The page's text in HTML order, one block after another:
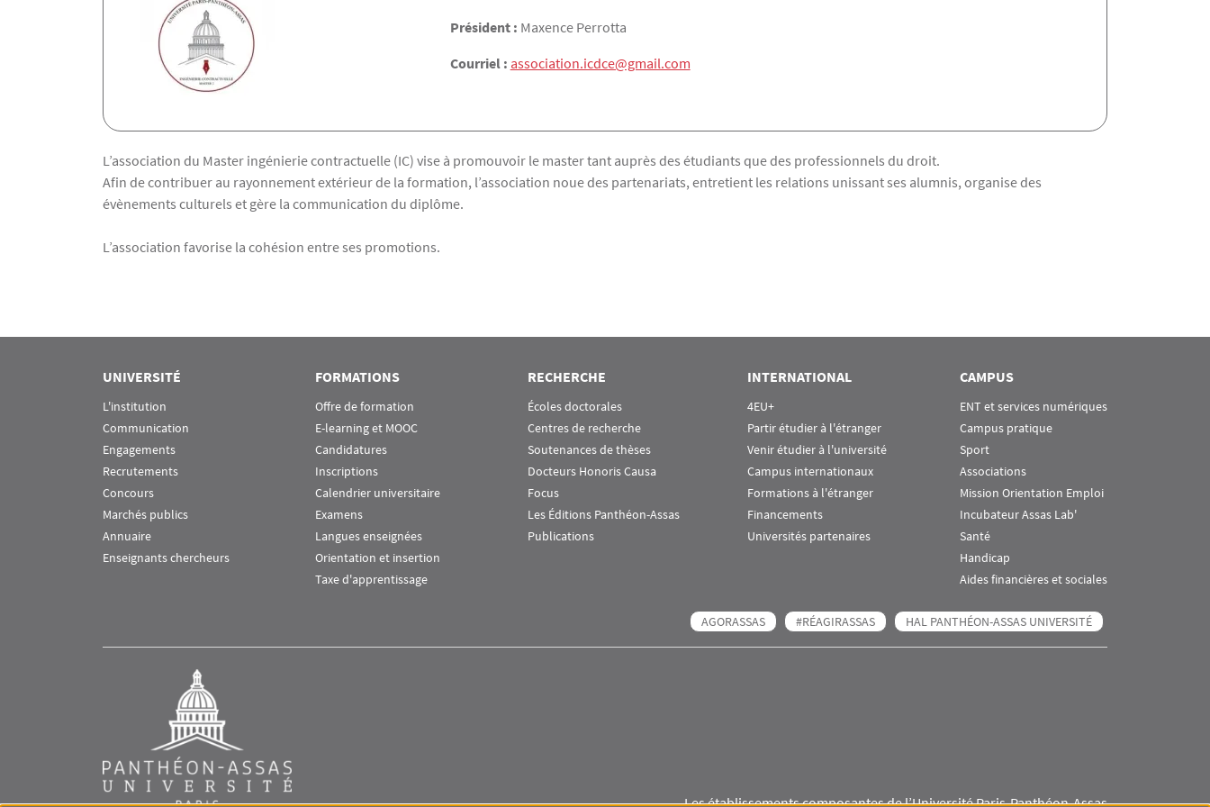
Président : Maxence Perrotta
Courriel : association.icdce@gmail.com
Texte
L’association du Master ingénierie contractuelle (IC) vise à promouvoir le master tant auprès des étudiants que des professionnels du droit.
Afin de contribuer au rayonnement extérieur de la formation, l’association noue des partenariats, entretient les relations unissant ses alumnis, organise des
évènements culturels et gère la communication du diplôme.
L’association favorise la cohésion entre ses promotions.
UNIVERSITÉ
L'institution
Communication
Engagements
Recrutements
Concours
Marchés publics
Annuaire
Enseignants chercheurs
FORMATIONS
Offre de formation
E-learning et MOOC
Candidatures
Inscriptions
Calendrier universitaire
Examens
Langues enseignées
Orientation et insertion
Taxe d'apprentissage
RECHERCHE
Écoles doctorales
Centres de recherche
Soutenances de thèses
Docteurs Honoris Causa
Focus
Les Éditions Panthéon-Assas
Publications
INTERNATIONAL
4EU+
Partir étudier à l'étranger
Venir étudier à l'université
Campus internationaux
Formations à l'étranger
Financements
Universités partenaires
CAMPUS
ENT et services numériques
Campus pratique
Sport
Associations
Mission Orientation Emploi
Incubateur Assas Lab'
Santé
Handicap
Aides financières et sociales
AGORASSAS #RÉAGIRASSAS HAL PANTHÉON-ASSAS UNIVERSITÉ
Les établissements composantes de l’Université Paris-Panthéon-Assas